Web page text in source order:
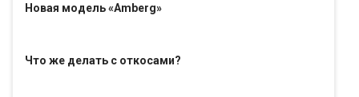
Новая модель «Amberg»
Что же делать с откосами?